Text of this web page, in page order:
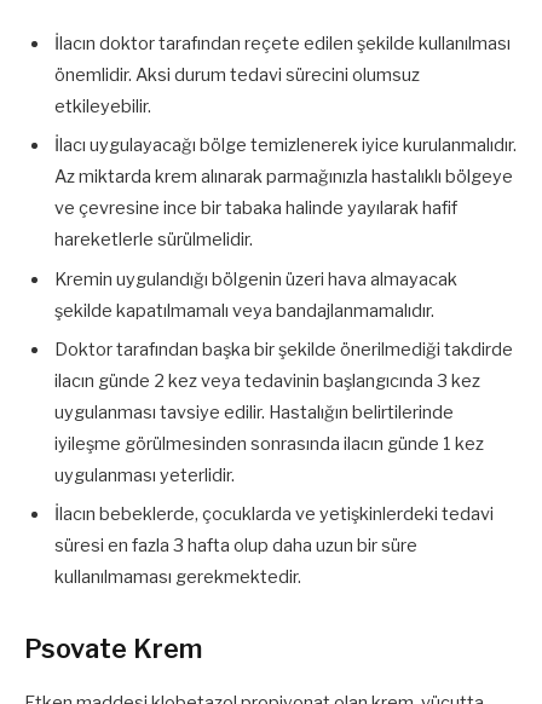
İlacın doktor tarafından reçete edilen şekilde kullanılması
önemlidir. Aksi durum tedavi sürecini olumsuz
etkileyebilir.
İlacı uygulayacağı bölge temizlenerek iyice kurulanmalıdır.
Az miktarda krem alınarak parmağınızla hastalıklı bölgeye
ve çevresine ince bir tabaka halinde yayılarak hafif
hareketlerle sürülmelidir.
Kremin uygulandığı bölgenin üzeri hava almayacak
şekilde kapatılmamalı veya bandajlanmamalıdır.
Doktor tarafından başka bir şekilde önerilmediği takdirde
ilacın günde 2 kez veya tedavinin başlangıcında 3 kez
uygulanması tavsiye edilir. Hastalığın belirtilerinde
iyileşme görülmesinden sonrasında ilacın günde 1 kez
uygulanması yeterlidir.
İlacın bebeklerde, çocuklarda ve yetişkinlerdeki tedavi
süresi en fazla 3 hafta olup daha uzun bir süre
kullanılmaması gerekmektedir.
Psovate Krem